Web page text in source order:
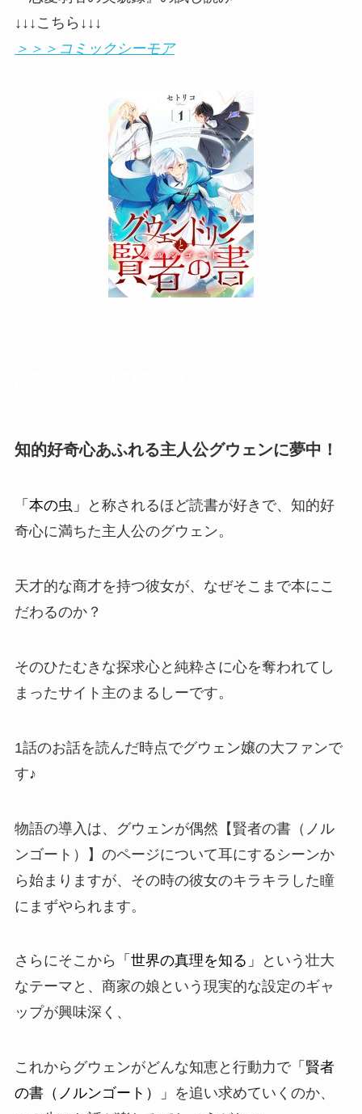
↓↓↓こちら↓↓↓
＞＞＞コミックシーモア
知的好奇心あふれる主人公グウェンに夢中！
「本の虫」
と称されるほど読書が好きで、知的好
奇心に満ちた主人公のグウェン。
天才的な商才を持つ彼女が、なぜそこまで本にこ
だわるのか？
そのひたむきな探求心と純粋さに心を奪われてし
まったサイト主のまるしーです。
1話のお話を読んだ時点でグウェン嬢の大ファンで
す♪
物語の導入は、グウェンが偶然【賢者の書（ノル
ンゴート）】のページについて耳にするシーンか
ら始まりますが、その時の彼女のキラキラした瞳
にまずやられます。
さらにそこから 「世界の真理を知る」 という 壮大
なテーマ と、商家の娘という 現実的な設定のギャ
ップが興味深く、
これからグウェンがどんな知恵と行動力で「賢者
の書（ノルンゴート）」 を追い求めていくのか、